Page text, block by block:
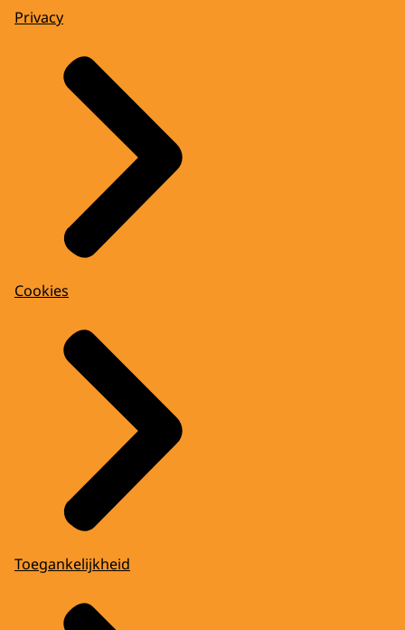
Privacy
Cookies
Toegankelijkheid